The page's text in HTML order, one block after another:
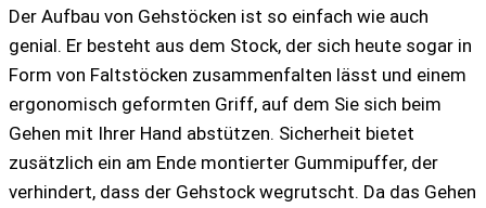
Der Aufbau von Gehstöcken ist so einfach wie auch
genial. Er besteht aus dem Stock, der sich heute sogar in
Form von Faltstöcken zusammenfalten lässt und einem
ergonomisch geformten Griff, auf dem Sie sich beim
Gehen mit Ihrer Hand abstützen. Sicherheit bietet
zusätzlich ein am Ende montierter Gummipuffer, der
verhindert, dass der Gehstock wegrutscht. Da das Gehen